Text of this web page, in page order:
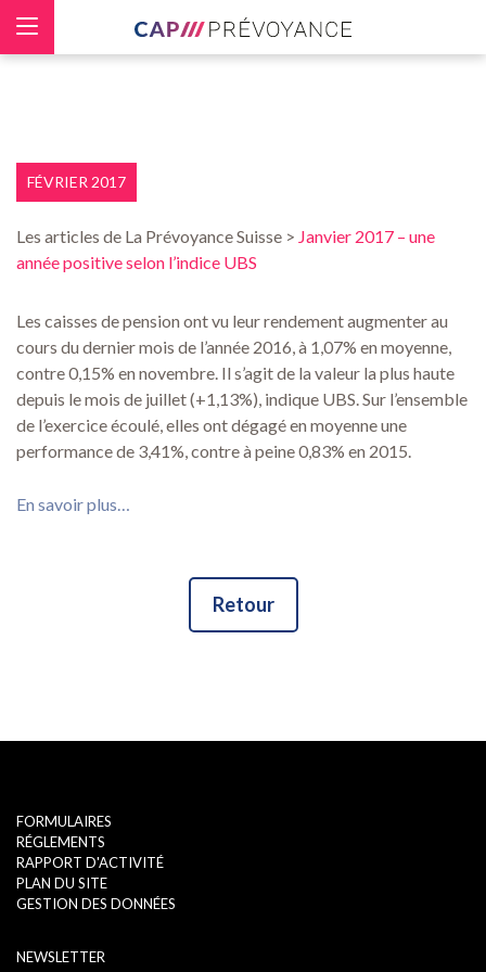
FÉVRIER 2017
Les articles de La Prévoyance Suisse > Janvier 2017 – une
année positive selon l’indice UBS
Les caisses de pension ont vu leur rendement augmenter au
cours du dernier mois de l’année 2016, à 1,07% en moyenne,
contre 0,15% en novembre. Il s’agit de la valeur la plus haute
depuis le mois de juillet (+1,13%), indique UBS. Sur l’ensemble
de l’exercice écoulé, elles ont dégagé en moyenne une
performance de 3,41%, contre à peine 0,83% en 2015.
En savoir plus…
Retour
FORMULAIRES
RÉGLEMENTS
RAPPORT D'ACTIVITÉ
PLAN DU SITE
GESTION DES DONNÉES
NEWSLETTER
Panneau de gestion des cookies